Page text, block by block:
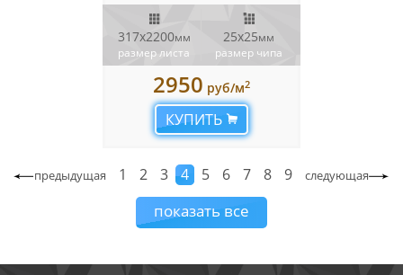
317x2200мм
размер листа
25x25мм
размер чипа
2950 руб/м2
КУПИТЬ
предыдущая 1 2 3 4 5 6 7 8 9 следующая
показать все